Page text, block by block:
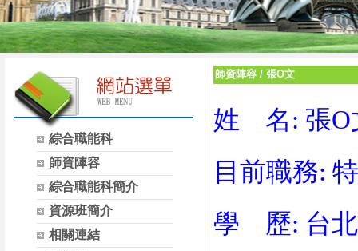
綜合職能科
師資陣容
綜合職能科簡介
資源班簡介
相關連結
師資陣容 / 張O文
姓 名: 張O
目前職務:
學 歷: 台北